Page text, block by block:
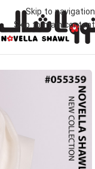
Skip to navigation
Skip to main content